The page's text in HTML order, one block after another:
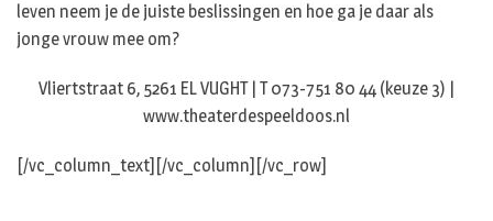
leven neem je de juiste beslissingen en hoe ga je daar als
jonge vrouw mee om?
Vliertstraat 6, 5261 EL VUGHT | T 073-751 80 44 (keuze 3) |
www.theaterdespeeldoos.nl
[/vc_column_text][/vc_column][/vc_row]